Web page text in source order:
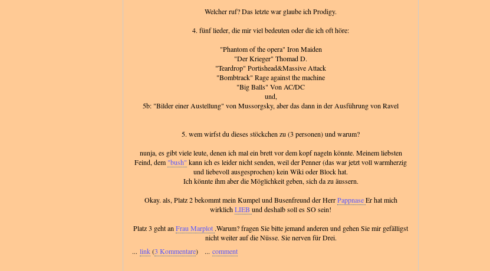
Welcher ruf? Das letzte war glaube ich Prodigy.
4. fünf lieder, die mir viel bedeuten oder die ich oft höre:
"Phantom of the opera" Iron Maiden
"Der Krieger" Thomad D.
"Teardrop" Portishead&Massive Attack
"Bombtrack" Rage against the machine
"Big Balls" Von AC/DC
und,
5b: "Bilder einer Austellung" von Mussorgsky, aber das dann in der Ausführung von Ravel
5. wem wirfst du dieses stöckchen zu (3 personen) und warum?
nunja, es gibt viele leute, denen ich mal ein brett vor dem kopf nageln könnte. Meinem liebsten
Feind, dem "bush" kann ich es leider nicht senden, weil der Penner (das war jetzt voll warmherzig
und liebevoll ausgesprochen) kein Wiki oder Block hat.
Ich könnte ihm aber die Möglichkeit geben, sich da zu äussern.
Okay. als, Platz 2 bekommt mein Kumpel und Busenfreund der HerrPappnaseEr hat mich
wirklichLIEB und deshalb soll es SO sein!
Platz 3 geht an Frau Marplot .Warum? fragen Sie bitte jemand anderen und gehen Sie mir gefälligst
nicht weiter auf die Nüsse. Sie nerven für Drei.
... link(3 Kommentare) ... comment